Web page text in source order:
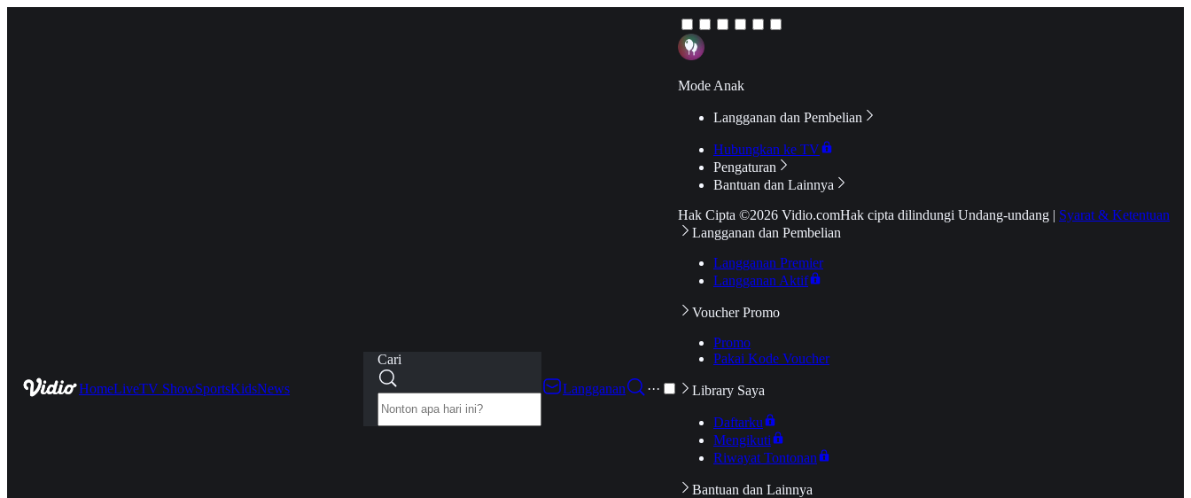
HomeLiveTV ShowSportsKidsNews
Cari
Langganan
···
Mode Anak
Langganan dan Pembelian
Hubungkan ke TV
Pengaturan
Bantuan dan Lainnya
Hak Cipta ©2026 Vidio.comHak cipta dilindungi Undang-undang | Syarat & Ketentuan
Langganan dan Pembelian
Langganan Premier
Langganan Aktif
Voucher Promo
Promo
Pakai Kode Voucher
Library Saya
Daftarku
Mengikuti
Riwayat Tontonan
Bantuan dan Lainnya